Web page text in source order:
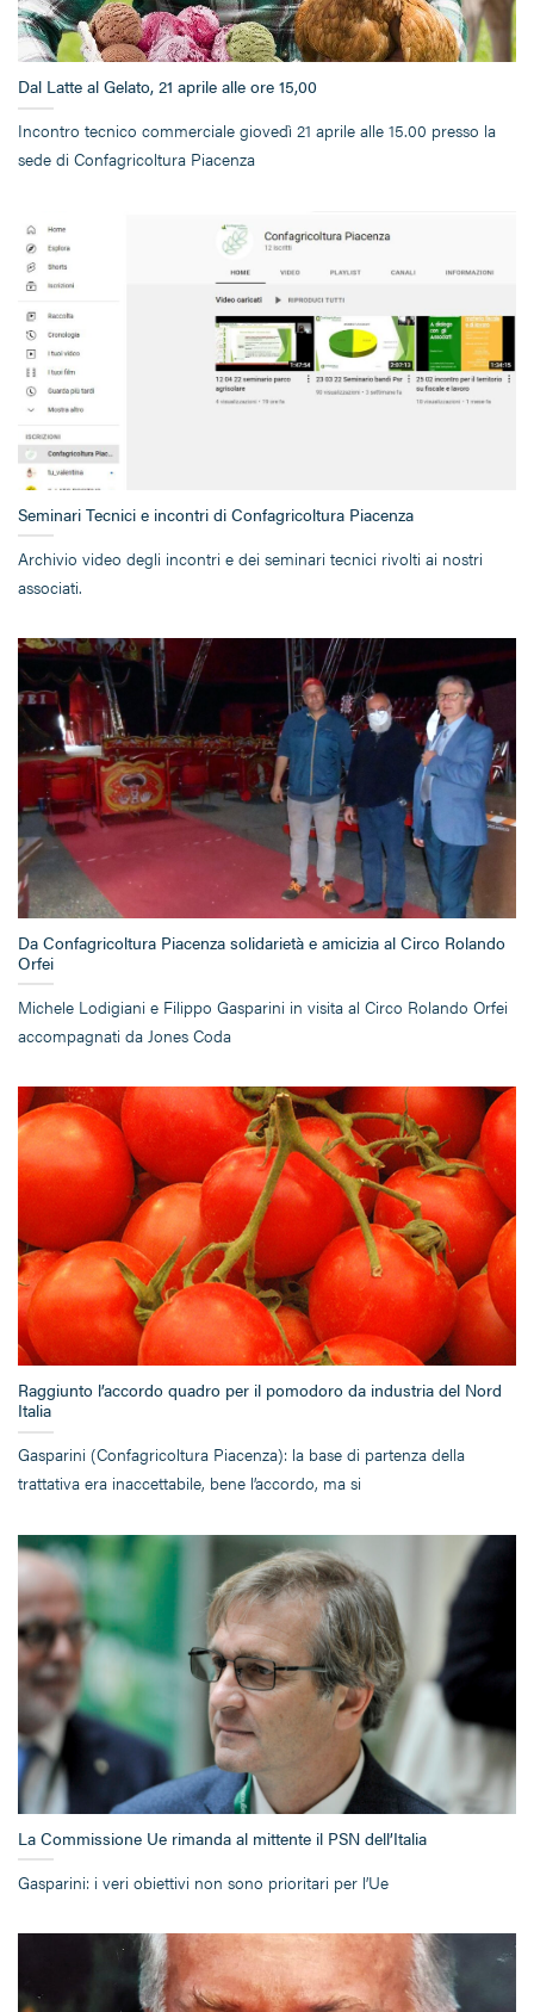
Dal Latte al Gelato, 21 aprile alle ore 15,00
Incontro tecnico commerciale giovedì 21 aprile alle 15.00 presso la
sede di Confagricoltura Piacenza
Seminari Tecnici e incontri di Confagricoltura Piacenza
Archivio video degli incontri e dei seminari tecnici rivolti ai nostri
associati.
Da Confagricoltura Piacenza solidarietà e amicizia al Circo Rolando
Orfei
Michele Lodigiani e Filippo Gasparini in visita al Circo Rolando Orfei
accompagnati da Jones Coda
Raggiunto l’accordo quadro per il pomodoro da industria del Nord
Italia
Gasparini (Confagricoltura Piacenza): la base di partenza della
trattativa era inaccettabile, bene l’accordo, ma si
La Commissione Ue rimanda al mittente il PSN dell’Italia
Gasparini: i veri obiettivi non sono prioritari per l’Ue